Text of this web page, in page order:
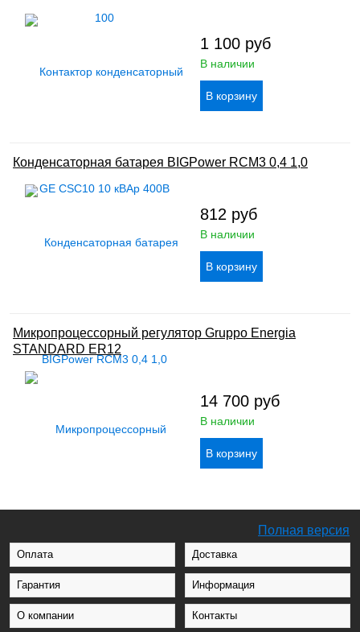
1 100 руб
В наличии
Конденсаторная батарея BIGPower RCM3 0,4 1,0
812 руб
В наличии
Микропроцессорный регулятор Gruppo Energia
STANDARD ER12
14 700 руб
В наличии
Полная версия
Оплата Доставка
Гарантия Информация
О компании Контакты